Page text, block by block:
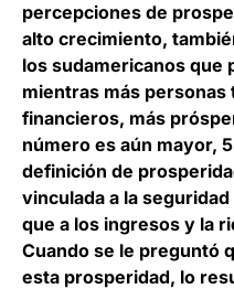
percepciones de
alto crecimiento,
los sudamericanos que
mientras más
financieros, más
número es aún mayor,
definición de
vinculada a la
que a los ingresos y la
Cuando se le preguntó
esta prosperidad, lo